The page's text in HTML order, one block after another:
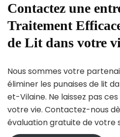
Contactez une
Traitement
de Lit dans votre
Nous sommes votre
éliminer les punaises de lit
et-Vilaine. Ne laissez pas
votre vie. Contactez-nous
évaluation gratuite de votre